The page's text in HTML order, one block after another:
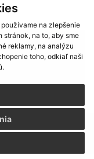
na zlepšenie
na to, aby sme
reklamy, na analýzu
toho, odkiaľ naši